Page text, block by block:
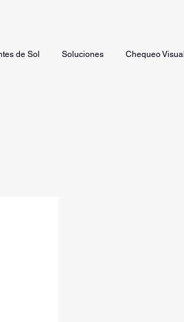
de Sol Soluciones Chequeo Visual